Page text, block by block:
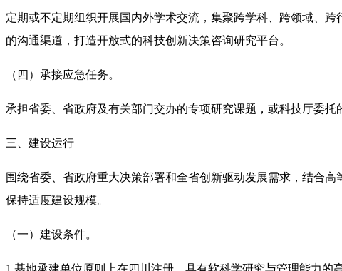
定期或不定期组织开展国内外学术交流，集聚跨学科、跨领域、
的沟通渠道，打造开放式的科技创新决策咨询研究平台。
（四）承接应急任务。
承担省委、省政府及有关部门交办的专项研究课题，或科技厅委
三、建设运行
围绕省委、省政府重大决策部署和全省创新驱动发展需求，结合
保持适度建设规模。
（一）建设条件。
1.基地承建单位原则上在四川注册，具有软科学研究与管理能力